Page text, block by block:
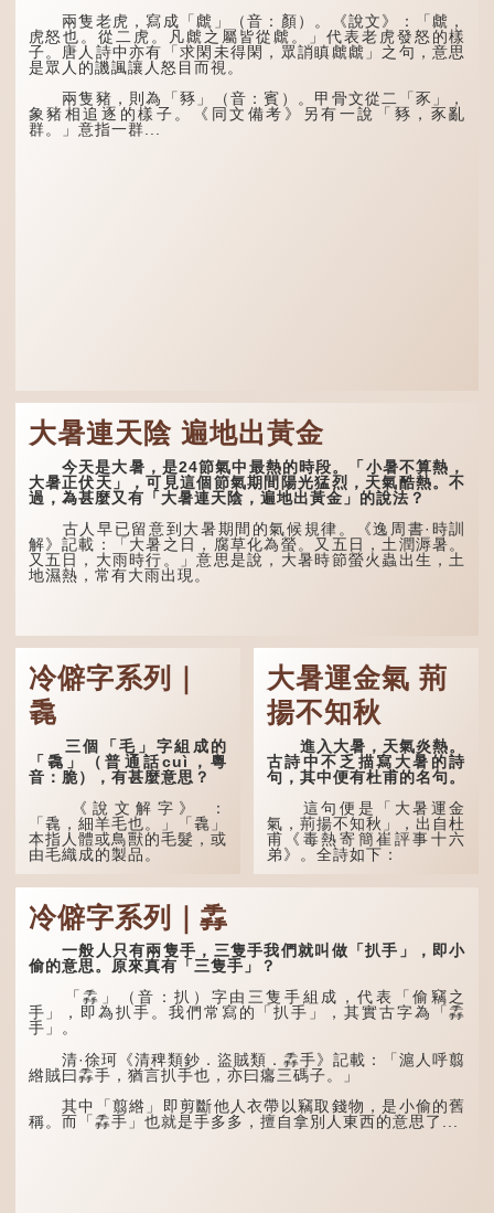
會須一飲三百杯。」意思是
說：上天給了我才能，必然
有用到的地方；即使千金散
去，也終會重新得到。
李白作此詩時，大約是
天寶十一年。當時他已被唐
玄宗賜金放還約八年，這期
龍九子外形與能力各有
不同，其中，贔屭原形像
龜，因為能負重，多作為碑
座，有「碑下龜...
兩隻老虎，寫成「虤」（音：顏）。《說文》：「虤，
虎怒也。從二虎。凡虤之屬皆從虤。」代表老虎發怒的樣
子。唐人詩中亦有「求閑未得閑，眾誚瞋虤虤」之句，意思
是眾人的譏諷讓人怒目而視。
兩隻豬，則為「豩」（音：賓）。甲骨文從二「豕」，
象豬相追逐的樣子。《同文備考》另有一說「豩，豕亂
群。」意指一群...
大暑連天陰 遍地出黃金
今天是大暑，是24節氣中最熱的時段。「小暑不算熱，
大暑正伏天」，可見這個節氣期間陽光猛烈，天氣酷熱。不
過，為甚麼又有「大暑連天陰，遍地出黃金」的說法？
古人早已留意到大暑期間的氣候規律。《逸周書·時訓
解》記載：「大暑之日，腐草化為螢。又五日，土潤溽暑。
又五日，大雨時行。」意思是說，大暑時節螢火蟲出生，土
地濕熱，常有大雨出現。
冷僻字系列｜
毳
三個「毛」字組成的
「毳」（普通話cuì，粵
音：脆），有甚麼意思？
《說文解字》 ：
「毳，細羊毛也。」「毳」
本指人體或鳥獸的毛髮，或
由毛織成的製品。
人體表面，例如手臂等
部位生長的細毛，也叫
「毳」，又叫「寒毛」、
「汗毛」。
醫學上，「毳毛」是一
個專有名詞。它指人類在兒
童時期長出的一種細小、不
易注意到卻又幾乎遍布全身
的毛髮。毳毛的密度因人而
異，其長度則通常不會...
大暑運金氣 荊
揚不知秋
進入大暑，天氣炎熱。
古詩中不乏描寫大暑的詩
句，其中便有杜甫的名句。
這句便是「大暑運金
氣，荊揚不知秋」，出自杜
甫《毒熱寄簡崔評事十六
弟》。全詩如下：
大暑運金氣，荊揚不知
舟。
季，代表涼爽肅殺之氣。
「運」是「運行」，生動地
描寫大暑的酷熱阻礙金氣流
手法描寫炎熱阻滯了季節更
替。
「荊揚」指...
冷僻字系列｜掱
一般人只有兩隻手，三隻手我們就叫做「扒手」，即小
偷的意思。原來真有「三隻手」？
「掱」（音：扒）字由三隻手組成，代表「偷竊之
手」，即為扒手。我們常寫的「扒手」，其實古字為「掱
手」。
清·徐珂《清稗類鈔．盜賊類．掱手》記載：「滬人呼翦
綹賊曰掱手，猶言扒手也，亦曰癟三碼子。」
其中「翦綹」即剪斷他人衣帶以竊取錢物，是小偷的舊
稱。而「掱手」也就是手多多，擅自拿別人東西的意思了...